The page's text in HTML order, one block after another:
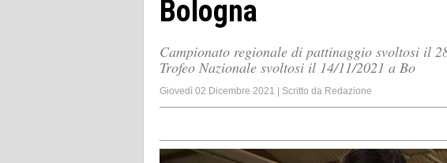
Bologna
Campionato regionale di pattinaggio svoltosi il
Trofeo Nazionale svoltosi il 14/11/2021 a Bo
Giovedì 02 Dicembre 2021 | Scritto da Redazione